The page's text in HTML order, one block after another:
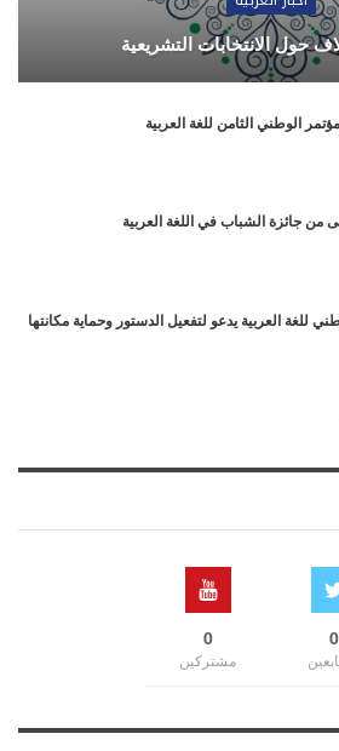
حول الانتخابات التشريعية
الوطني الثامن للغة العربية
من جائزة الشباب في اللغة العربية
للغة العربية يدعو لتفعيل الدستور وحماية مكانتها
0
0
مشتركين